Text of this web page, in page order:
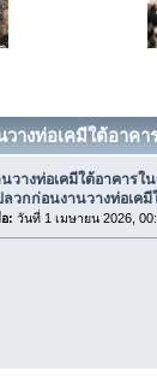
างท่อเคมีใต้อาค
นวางท่อเคมีใต้อาคาร
วกก่อนงานวางท่อเคมี
: วันที่ 1 เมษายน 2026,